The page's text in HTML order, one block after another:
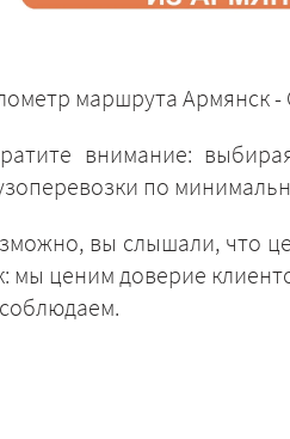
маршрута Армянск -
внимание:
по
вы слышали, что
мы ценим доверие